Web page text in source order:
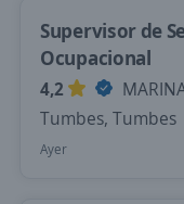
Supervisor de
Ocupacional
4,2
Tumbes, Tumbes
Ayer